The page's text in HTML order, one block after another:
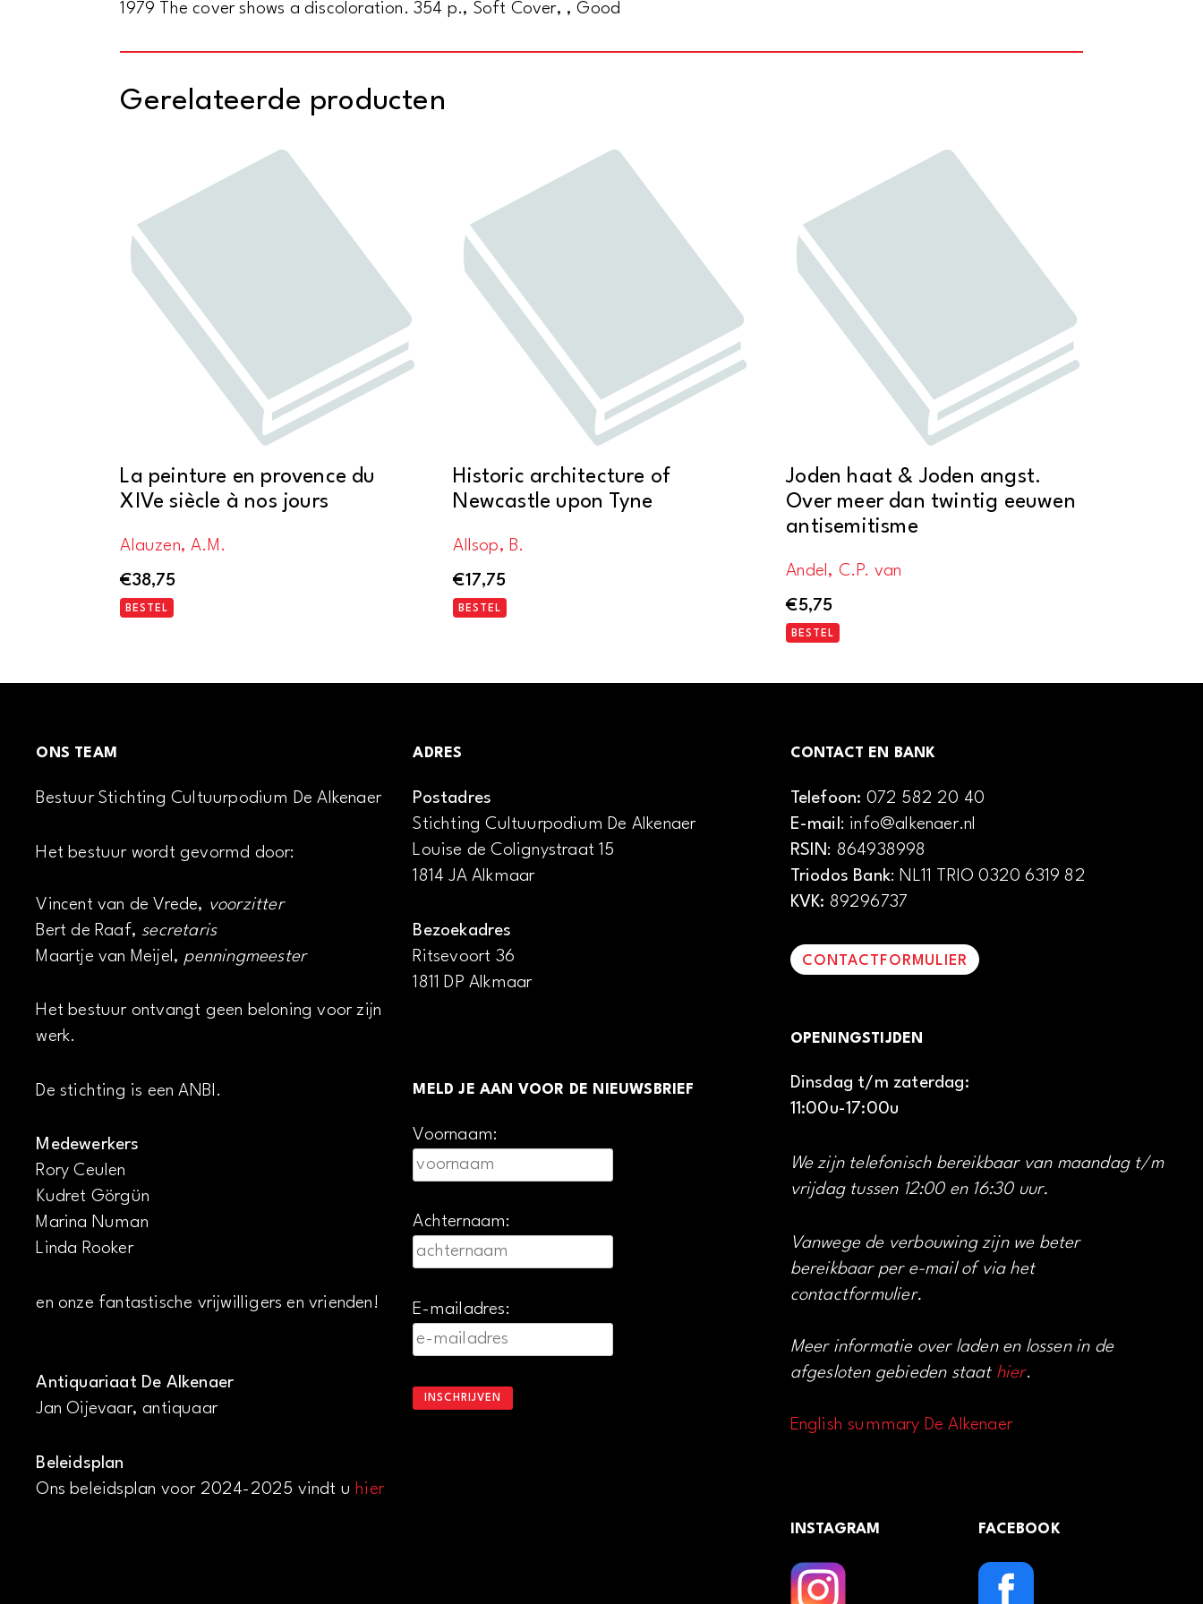
1979 The cover shows a discoloration. 354 p., Soft Cover, , Good
Gerelateerde producten
La peinture en provence du
XIVe siècle à nos jours
Alauzen, A.M.
€38,75
BESTEL
Historic architecture of
Newcastle upon Tyne
Allsop, B.
€17,75
BESTEL
Joden haat & Joden angst.
Over meer dan twintig eeuwen
antisemitisme
Andel, C.P. van
€5,75
BESTEL
ONS TEAM
Bestuur Stichting Cultuurpodium De Alkenaer
Het bestuur wordt gevormd door:
Vincent van de Vrede, voorzitter
Bert de Raaf, secretaris
Maartje van Meijel, penningmeester
Het bestuur ontvangt geen beloning voor zijn
werk.
De stichting is een ANBI.
Medewerkers
Rory Ceulen
Kudret Görgün
Marina Numan
Linda Rooker
en onze fantastische vrijwilligers en vrienden!
Antiquariaat De Alkenaer
Jan Oijevaar, antiquaar
Beleidsplan
Ons beleidsplan voor 2024-2025 vindt u hier
ADRES
Postadres
Stichting Cultuurpodium De Alkenaer
Louise de Colignystraat 15
1814 JA Alkmaar
Bezoekadres
Ritsevoort 36
1811 DP Alkmaar
MELD JE AAN VOOR DE NIEUWSBRIEF
Voornaam:
Achternaam:
E-mailadres:
CONTACT EN BANK
Telefoon: 072 582 20 40
E-mail: info@alkenaer.nl
RSIN: 864938998
Triodos Bank: NL11 TRIO 0320 6319 82
KVK: 89296737
CONTACTFORMULIER
OPENINGSTIJDEN
Dinsdag t/m zaterdag:
11:00u-17:00u
We zijn telefonisch bereikbaar van maandag t/m
vrijdag tussen 12:00 en 16:30 uur.
Vanwege de verbouwing zijn we beter
bereikbaar per e-mail of via het
contactformulier.
Meer informatie over laden en lossen in de
afgesloten gebieden staat hier.
English summary De Alkenaer
INSTAGRAM FACEBOOK